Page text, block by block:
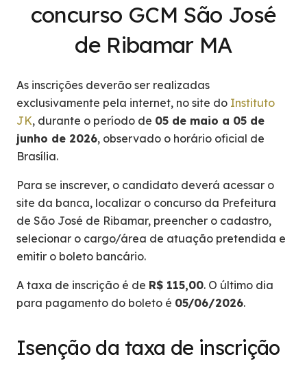
concurso GCM São José
de Ribamar MA
As inscrições deverão ser realizadas
exclusivamente pela internet, no site do Instituto
JK, durante o período de 05 de maio a 05 de
junho de 2026, observado o horário oficial de
Brasília.
Para se inscrever, o candidato deverá acessar o
site da banca, localizar o concurso da Prefeitura
de São José de Ribamar, preencher o cadastro,
selecionar o cargo/área de atuação pretendida e
emitir o boleto bancário.
A taxa de inscrição é de R$ 115,00. O último dia
para pagamento do boleto é 05/06/2026.
Isenção da taxa de inscrição